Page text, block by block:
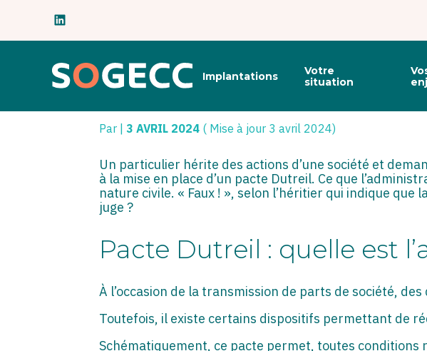
Aller
Principal
Implantations
Votre
situation
Par |3 AVRIL 2024 ( Mise à jour 3 avril 2024)
Un particulier hérite des actions d’une société et
à la mise en place d’un pacte Dutreil. Ce que
nature civile. « Faux ! », selon l’héritier qui indique que
juge ?
Pacte Dutreil : quelle est
À l’occasion de la transmission de parts de société,
Toutefois, il existe certains dispositifs permettant de
Schématiquement, ce pacte permet, toutes conditions